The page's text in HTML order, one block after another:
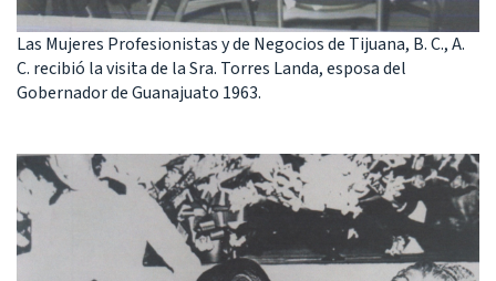
Las Mujeres Profesionistas y de Negocios de Tijuana, B. C., A.
C. recibió la visita de la Sra. Torres Landa, esposa del
Gobernador de Guanajuato 1963.